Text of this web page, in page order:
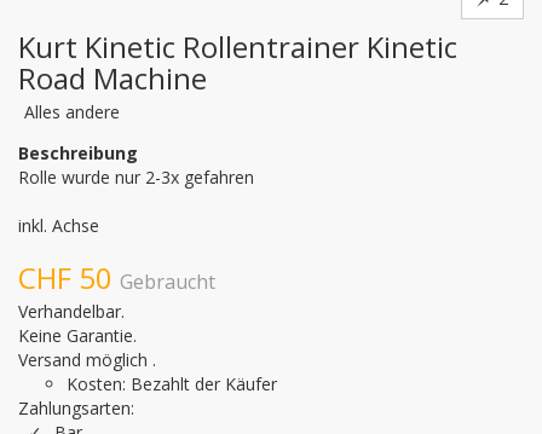
Kurt Kinetic Rollentrainer Kinetic
Road Machine
Alles andere
Beschreibung
Rolle wurde nur 2-3x gefahren
inkl. Achse
CHF 50 Gebraucht
Verhandelbar.
Keine Garantie.
Versand möglich .
Kosten: Bezahlt der Käufer
Zahlungsarten: